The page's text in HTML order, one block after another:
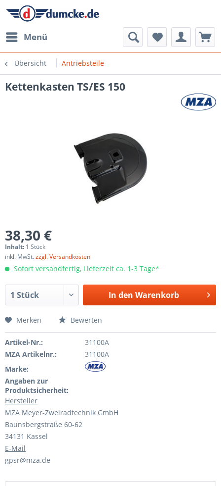
Menü
Übersicht Antriebsteile
Kettenkasten TS/ES 150
38,30 €
Inhalt: 1 Stück
inkl. MwSt.zzgl. Versandkosten
Sofort versandfertig, Lieferzeit ca. 1-3 Tage*
In den Warenkorb
Merken Bewerten
Artikel-Nr.:
31100A
MZA Artikelnr.:
31100A
Marke:
Angaben zur
Produktsicherheit:
Hersteller
MZA Meyer-Zweiradtechnik GmbH
Baunsbergstraße 60-62
34131 Kassel
E-Mail
gpsr@mza.de